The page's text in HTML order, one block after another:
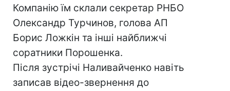
Компанію їм склали секретар РНБО
Олександр Турчинов, голова АП
Борис Ложкін та інші найближчі
соратники Порошенка.
Після зустрічі Наливайченко навіть
записав відео-звернення до